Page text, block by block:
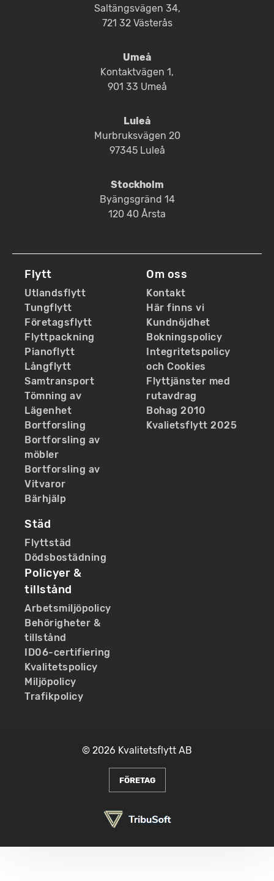
Saltängsvägen 34,
721 32 Västerås
Umeå
Kontaktvägen 1,
901 33 Umeå
Luleå
Murbruksvägen 20
97345 Luleå
Stockholm
Byängsgränd 14
120 40 Årsta
Flytt
Utlandsflytt
Tungflytt
Företagsflytt
Flyttpackning
Pianoflytt
Långflytt
Samtransport
Tömning av
Lägenhet
Bortforsling
Bortforsling av
möbler
Bortforsling av
Vitvaror
Bärhjälp
Om oss
Kontakt
Här finns vi
Kundnöjdhet
Bokningspolicy
Integritetspolicy
och Cookies
Flyttjänster med
rutavdrag
Bohag 2010
Kvalietsflytt 2025
Städ
Flyttstäd
Dödsbostädning
Policyer &
tillstånd
Arbetsmiljöpolicy
Behörigheter &
tillstånd
ID06-certifiering
Kvalitetspolicy
Miljöpolicy
Trafikpolicy
© 2026 Kvalitetsflytt AB
FÖRETAG